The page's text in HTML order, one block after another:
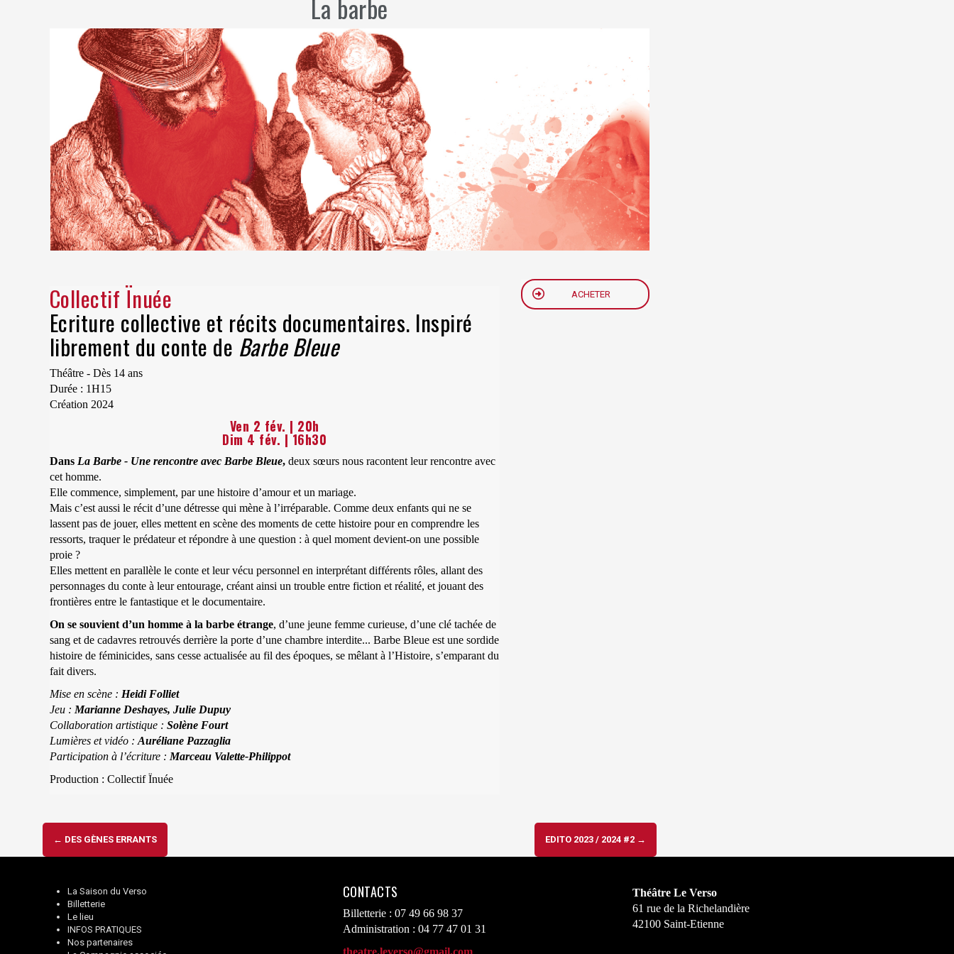
La barbe
Collectif Ïnuée
Ecriture collective et récits documentaires. Inspiré
librement du conte de Barbe Bleue
Théâtre - Dès 14 ans
Durée : 1H15
Création 2024
Ven 2 fév. | 20h
Dim 4 fév. | 16h30
Dans La Barbe - Une rencontre avec Barbe Bleue,deux sœurs nous racontent leur rencontre avec
cet homme.
Elle commence, simplement, par une histoire d’amour et un mariage.
Mais c’est aussi le récit d’une détresse qui mène à l’irréparable. Comme deux enfants qui ne se
lassent pas de jouer, elles mettent en scène des moments de cette histoire pour en comprendre les
ressorts, traquer le prédateur et répondre à une question : à quel moment devient-on une possible
proie ?
Elles mettent en parallèle le conte et leur vécu personnel en interprétant différents rôles, allant des
personnages du conte à leur entourage, créant ainsi un trouble entre fiction et réalité, et jouant des
frontières entre le fantastique et le documentaire.
On se souvient d’un homme à la barbe étrange, d’une jeune femme curieuse, d’une clé tachée de
sang et de cadavres retrouvés derrière la porte d’une chambre interdite... Barbe Bleue est une sordide
histoire de féminicides, sans cesse actualisée au fil des époques, se mêlant à l’Histoire, s’emparant du
fait divers.
Mise en scène : Heidi Folliet
Jeu : Marianne Deshayes, Julie Dupuy
Collaboration artistique : Solène Fourt
Lumières et vidéo : Auréliane Pazzaglia
Participation à l’écriture : Marceau Valette-Philippot
Production : Collectif Ïnuée
ACHETER
Navigation
d'article
← DES GÈNES ERRANTS EDITO 2023 / 2024 #2 →
La Saison du Verso
Billetterie
Le lieu
INFOS PRATIQUES
Nos partenaires
CONTACTS
Billetterie : 07 49 66 98 37
Administration : 04 77 47 01 31
theatre.leverso@gmail.com
Théâtre Le Verso
61 rue de la Richelandière
42100 Saint-Etienne